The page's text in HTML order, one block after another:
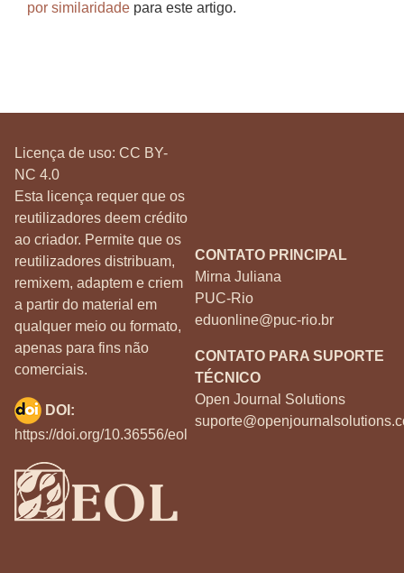
por similaridade para este artigo.
Licença de uso: CC BY-
NC 4.0
Esta licença requer que os
reutilizadores deem crédito
ao criador. Permite que os
reutilizadores distribuam,
remixem, adaptem e criem
a partir do material em
qualquer meio ou formato,
apenas para fins não
comerciais.
CONTATO PRINCIPAL
Mirna Juliana
PUC-Rio
eduonline@puc-rio.br
CONTATO PARA SUPORTE
TÉCNICO
Open Journal Solutions
DOI:
https://doi.org/10.36556/eol